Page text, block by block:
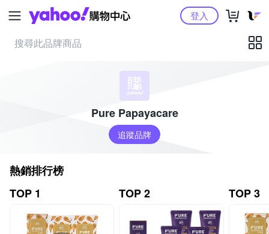
Yahoo購物中心登入
Pure Papayacare
追蹤品牌
熱銷排行榜
TOP 1
TOP 2 TOP 3